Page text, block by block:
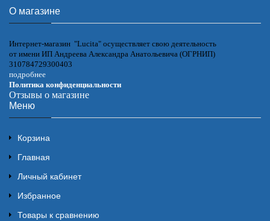
О магазине
Интернет-магазин "Lucita" осуществляет свою деятельность
от имени ИП Андреева Александра Анатольевича (ОГРНИП)
310784729300403
подробнее
Политика конфиденциальности
Отзывы о магазине
Меню
Корзина
Главная
Личный кабинет
Избранное
Товары к сравнению